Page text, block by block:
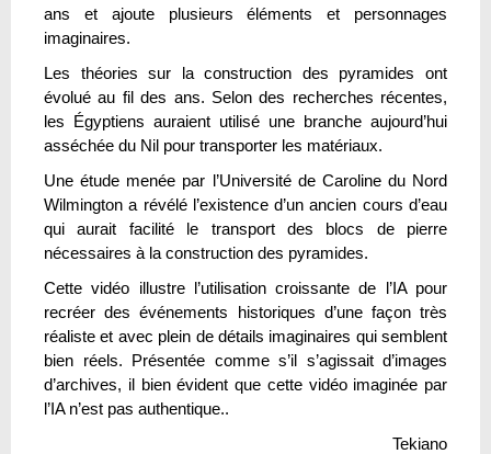
ans et ajoute plusieurs éléments et personnages
imaginaires.
Les théories sur la construction des pyramides ont
évolué au fil des ans. Selon des recherches récentes,
les Égyptiens auraient utilisé une branche aujourd’hui
asséchée du Nil pour transporter les matériaux.
Une étude menée par l’Université de Caroline du Nord
Wilmington a révélé l’existence d’un ancien cours d’eau
qui aurait facilité le transport des blocs de pierre
nécessaires à la construction des pyramides.
Cette vidéo illustre l’utilisation croissante de l’IA pour
recréer des événements historiques d’une façon très
réaliste et avec plein de détails imaginaires qui semblent
bien réels. Présentée comme s’il s’agissait d’images
d’archives, il bien évident que cette vidéo imaginée par
l’IA n’est pas authentique..
Tekiano